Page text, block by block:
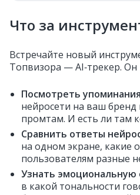
Что за
Встречайте новый
Топвизора — AI‑трекер. Он
Посмотреть
нейросети на ваш
промтам. И есть ли там
Сравнить ответы
на одном экране, какие
пользователям разные
Узнать эмоциональную
в какой тональности